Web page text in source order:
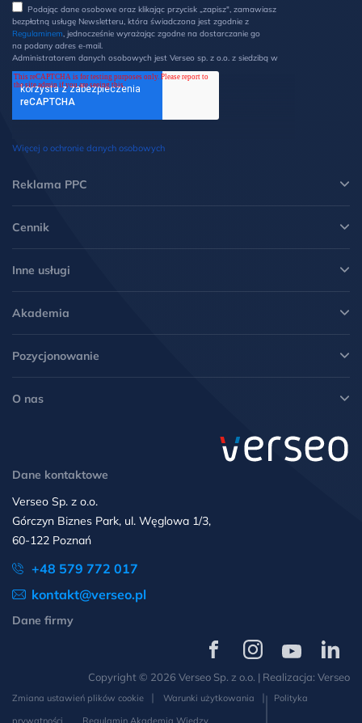
Podając dane osobowe oraz klikając przycisk „zapisz", zamawiasz
bezpłatną usługę Newsletteru, która świadczona jest zgodnie z
Regulaminem, jednocześnie wyrażając zgodne na dostarczanie go
na podany adres e-mail.
Administratorem danych osobowych jest Verseo sp. z o.o. z siedzibą w
Poznaniu przy ul. Węglowej 1/3 (60-122 Poznań). Z Administratorem
można kontaktować się pisemnie na ww. adres lub elektronicznie na
adres e-mail: ochronadanych@verseo.pl. Państwa dane osobowe są
przetwarzane w celu wysyłki newsletteru, zgodnie z Regulaminem, w
związku z czym mają Państwo prawo do: dostępu do swoich danych
zgody, możliwość żądania ich usunięcia i ograniczenia lub wniesienia
sprzeciwu wobec przetwarzania danych oraz wniesienia skargi do
Więcej o ochronie danych osobowych
Reklama PPC
Cennik
Inne usługi
Akademia
Pozycjonowanie
O nas
Verseo
Facebooku
Verseo
InstagramieYouTube
Verseo
Dane kontaktowe
Verseo Sp. z o.o.
Górczyn Biznes Park, ul. Węglowa 1/3,
60-122 Poznań
+48 579 772 017
kontakt@verseo.pl
Dane firmy
Copyright © 2026 Verseo Sp. z o.o. | Realizacja: Verseo
Zmiana ustawień plików cookie Warunki użytkowania
Polityka